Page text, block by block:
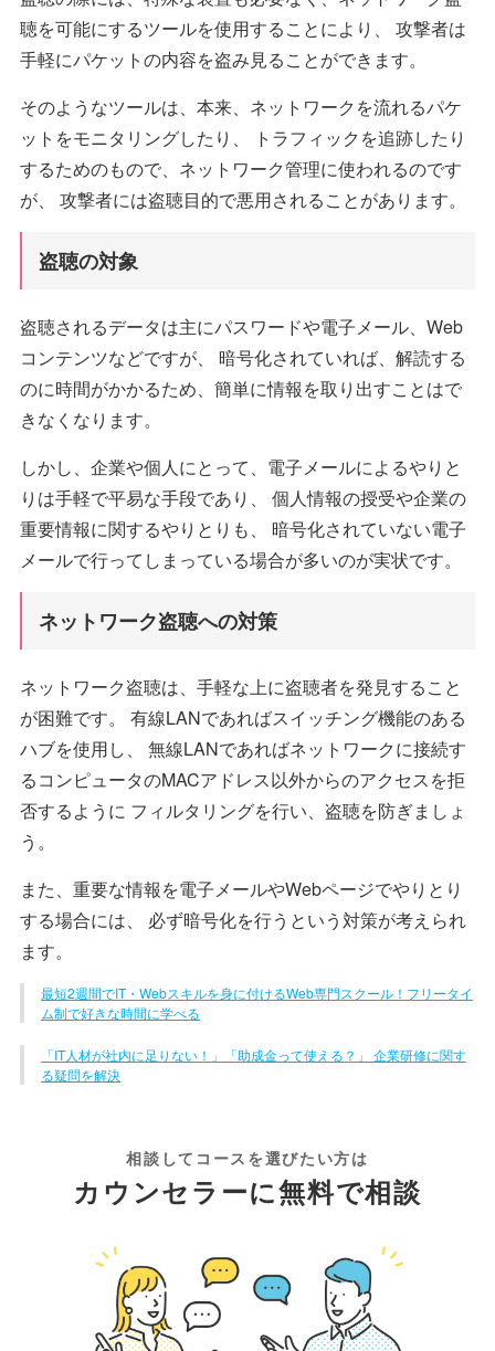
聴を可能にするツールを使用することにより、 攻撃者は
手軽にパケットの内容を盗み見ることができます。
そのようなツールは、本来、ネットワークを流れるパケ
ットをモニタリングしたり、 トラフィックを追跡したり
するためのもので、ネットワーク管理に使われるのです
が、 攻撃者には盗聴目的で悪用されることがあります。
盗聴の対象
盗聴されるデータは主にパスワードや電子メール、Web
コンテンツなどですが、 暗号化されていれば、解読する
のに時間がかかるため、簡単に情報を取り出すことはで
きなくなります。
しかし、企業や個人にとって、電子メールによるやりと
りは手軽で平易な手段であり、 個人情報の授受や企業の
重要情報に関するやりとりも、 暗号化されていない電子
メールで行ってしまっている場合が多いのが実状です。
ネットワーク盗聴への対策
ネットワーク盗聴は、手軽な上に盗聴者を発見すること
が困難です。 有線LANであればスイッチング機能のある
ハブを使用し、 無線LANであればネットワークに接続す
るコンピュータのMACアドレス以外からのアクセスを拒
否するように フィルタリングを行い、盗聴を防ぎましょ
う。
また、重要な情報を電子メールやWebページでやりとり
する場合には、 必ず暗号化を行うという対策が考えられ
ます。
最短2週間でIT・Webスキルを身に付けるWeb専門スクール！フリータイ
ム制で好きな時間に学べる
「IT人材が社内に足りない！」「助成金って使える？」 企業研修に関す
る疑問を解決
相談してコースを選びたい方は
カウンセラーに無料で相談